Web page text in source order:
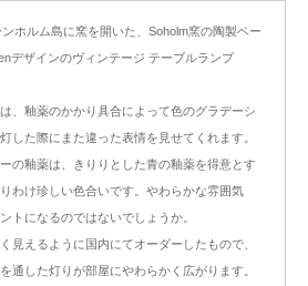
ホルム島に窯を開いた、Soholm窯の陶製ベー
デザインのヴィンテージ テーブルランプ
、釉薬のかかり具合によって色のグラデーシ
した際にまた違った表情を見せてくれます。
の釉薬は、きりりとした青の釉薬を得意とす
わけ珍しい色合いです。やわらかな雰囲気
トになるのではないでしょうか。
見えるように国内にてオーダーしたもので、
通した灯りが部屋にやわらかく広がります。